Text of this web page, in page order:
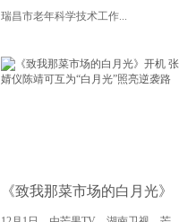
档三八节
瑞昌市老年科学技术工作...
《致我那菜市场的白月光》